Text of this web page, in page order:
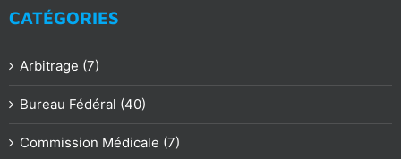
CATÉGORIES
Arbitrage (7)
Bureau Fédéral (40)
Commission Médicale (7)